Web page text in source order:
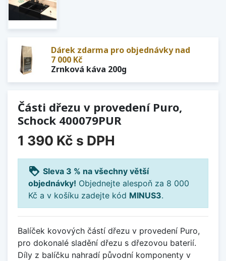
Dárek zdarma pro objednávky nad
7 000 Kč
Zrnková káva 200g
Části dřezu v provedení Puro,
Schock 400079PUR
1 390 Kč s DPH
loyalty Sleva 3 % na všechny větší
objednávky! Objednejte alespoň za 8 000
Kč a v košíku zadejte kód MINUS3.
Balíček kovových částí dřezu v provedení Puro,
pro dokonalé sladění dřezu s dřezovou baterií.
Díly z balíčku nahradí původní komponenty v